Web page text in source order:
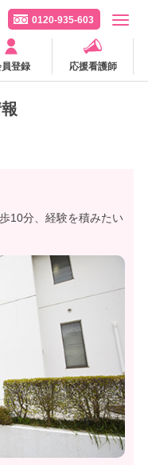
0120-935-603
登録 応援看護師
10分、経験を積みたい